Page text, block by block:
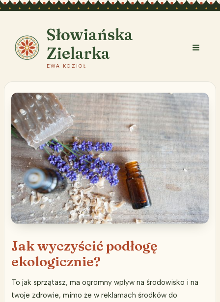
Przejdź
Słowiańska
Zielarka
EWA KOZIOŁ
Jak wyczyścić podłogę
ekologicznie?
To jak sprzątasz, ma ogromny wpływ na środowisko i na
twoje zdrowie, mimo że w reklamach środków do